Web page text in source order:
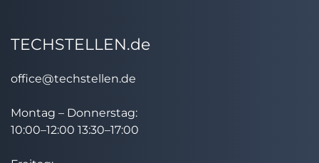
TECHSTELLEN.de
office@techstellen.de
Montag – Donnerstag:
10:00–12:00 13:30–17:00